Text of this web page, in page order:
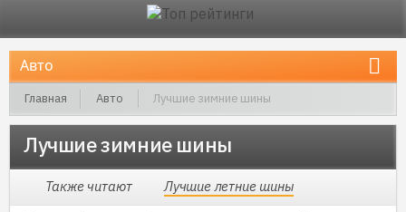
Главная Авто Лучшие зимние шины
Лучшие зимние шины
Также читают Лучшие летние шины